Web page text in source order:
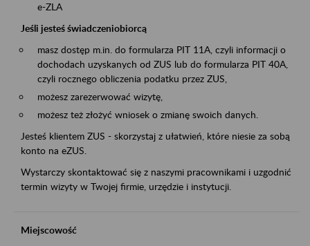
e-ZLA
Jeśli jesteś świadczeniobiorcą
masz dostęp m.in. do formularza PIT 11A, czyli informacji o
dochodach uzyskanych od ZUS lub do formularza PIT 40A,
czyli rocznego obliczenia podatku przez ZUS,
możesz zarezerwować wizytę,
możesz też złożyć wniosek o zmianę swoich danych.
Jesteś klientem ZUS - skorzystaj z ułatwień, które niesie za sobą
konto na eZUS.
Wystarczy skontaktować się z naszymi pracownikami i uzgodnić
termin wizyty w Twojej firmie, urzędzie i instytucji.
Miejscowość